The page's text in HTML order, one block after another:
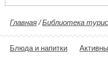
Главная /Библиотека
Блюда и напитки